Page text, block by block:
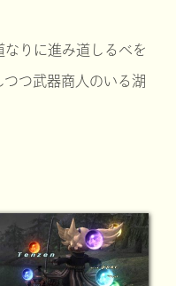
りに進み道しるべを
つ武器商人のいる湖